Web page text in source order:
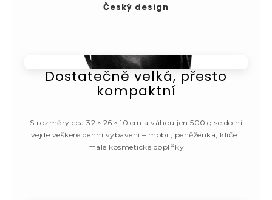
Český design
Dostatečně velká, přesto
kompaktní
S rozměry cca 32 × 26 × 10 cm a váhou jen 500 g se do ní
vejde veškeré denní vybavení – mobil, peněženka, klíče i
malé kosmetické doplňky